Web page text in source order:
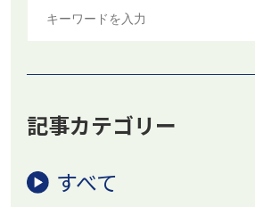
記事カテゴリー
すべて